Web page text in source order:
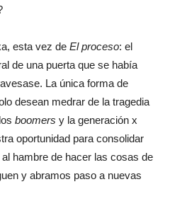
esta vez de El proceso: el
de una puerta que se había
La única forma de
desean medrar de la tragedia
boomers y la generación x
oportunidad para consolidar
hambre de hacer las cosas de
y abramos paso a nuevas